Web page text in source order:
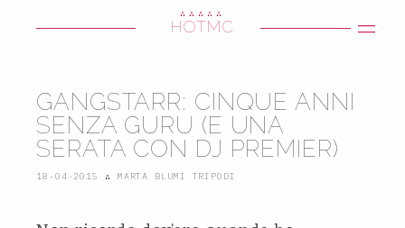
HOTMC
∴∴∴∴∴
GANGSTARR: CINQUE ANNI
SENZA GURU (E UNA
SERATA CON DJ PREMIER)
18-04-2015 ∴ MARTA BLUMI TRIPODI